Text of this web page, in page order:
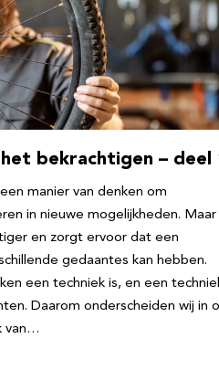
bekrachtigen – deel
manier van denken om
in nieuwe mogelijkheden. Maar
en zorgt ervoor dat een
gedaantes kan hebben.
een techniek is, en een
Daarom onderscheiden wij in
van…